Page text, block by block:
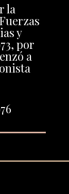
la
y
por
a